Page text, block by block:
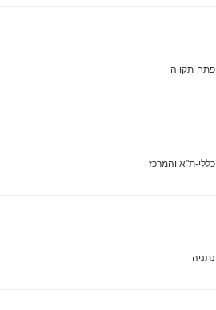
פתח-תקווה
כללי-ת"א והמרכז
נתניה